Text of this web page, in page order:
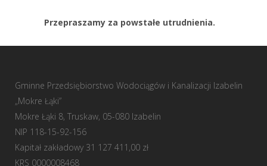
Przepraszamy za powstałe utrudnienia.
Gminne Przedsiębiorstwo Wodociągów i Kanalizacji Izabelin
„Mokre Łąki”
Mokre Łąki 8, Truskaw, 05-080 Izabelin
NIP 118-15-92-156
Kapitał zakładowy 31 127 411,00 zł
KRS 0000008468